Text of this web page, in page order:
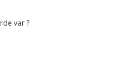
var ?